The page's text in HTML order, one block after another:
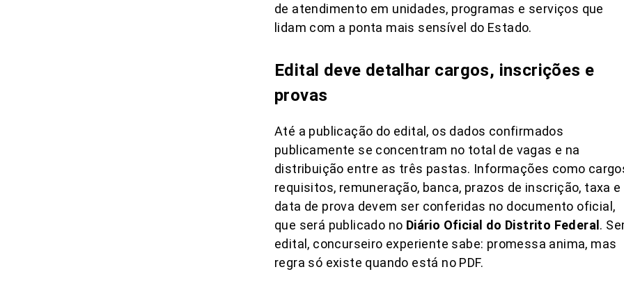
de atendimento em unidades, programas e serviços que
lidam com a ponta mais sensível do Estado.
Edital deve detalhar cargos, inscrições e
provas
Até a publicação do edital, os dados confirmados
publicamente se concentram no total de vagas e na
distribuição entre as três pastas. Informações como
requisitos, remuneração, banca, prazos de inscrição, taxa e
data de prova devem ser conferidas no documento oficial,
que será publicado no Diário Oficial do Distrito Federal .
edital, concurseiro experiente sabe: promessa anima, mas
regra só existe quando está no PDF.